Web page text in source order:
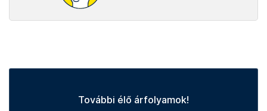
További élő árfolyamok!